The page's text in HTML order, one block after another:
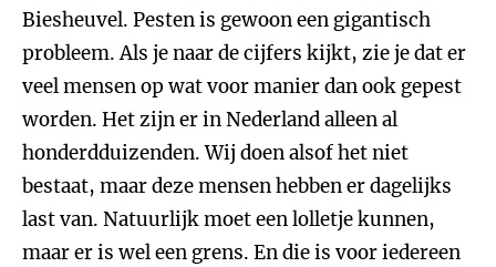
Biesheuvel. Pesten is gewoon een gigantisch
probleem. Als je naar de cijfers kijkt, zie je dat er
veel mensen op wat voor manier dan ook gepest
worden. Het zijn er in Nederland alleen al
honderdduizenden. Wij doen alsof het niet
bestaat, maar deze mensen hebben er dagelijks
last van. Natuurlijk moet een lolletje kunnen,
maar er is wel een grens. En die is voor iedereen